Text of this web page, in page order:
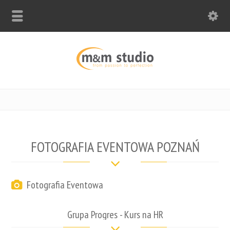
FOTOGRAFIA EVENTOWA POZNAŃ
Fotografia Eventowa
Grupa Progres - Kurs na HR